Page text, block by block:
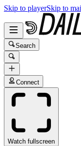
Skip to playerSkip to
Search
Connect
Watch fullscreen